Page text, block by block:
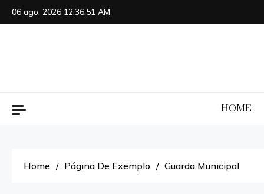
Skip
to
06 ago, 2026 12:36:51 AM
HOME
Home Página De Exemplo Guarda Municipal